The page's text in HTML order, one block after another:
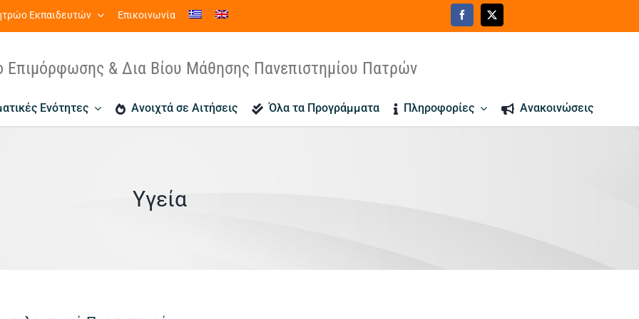
Εκπαιδευτών Επικοινωνία
Επιμόρφωσης & Δια Βίου Μάθησης Πανεπιστημίου Πατρών
Ενότητες Ανοιχτά σε Αιτήσεις Όλα τα Προγράμματα Πληροφορίες Ανακοινώσεις
Υγεία